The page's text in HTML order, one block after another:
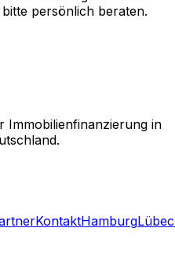
persönlich beraten.
Immobilienfinanzierung in
KontaktHamburg